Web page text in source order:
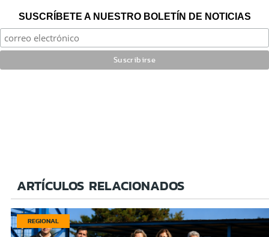
SUSCRÍBETE A NUESTRO BOLETÍN DE NOTICIAS
ARTÍCULOS RELACIONADOS
REGIONAL